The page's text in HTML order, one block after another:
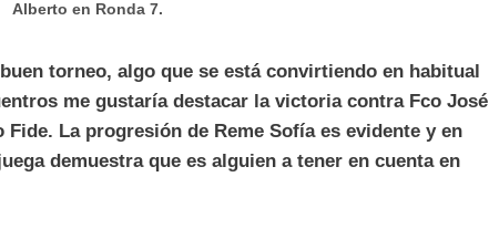
Alberto en Ronda 7.
torneo, algo que se está convirtiendo en habitual
me gustaría destacar la victoria contra Fco José
Fide. La progresión de Reme Sofía es evidente y en
demuestra que es alguien a tener en cuenta en